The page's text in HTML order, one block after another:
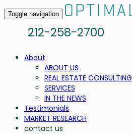
Toggle navigation
212-258-2700
About
ABOUT US
REAL ESTATE CONSULTING
SERVICES
IN THE NEWS
Testimonials
MARKET RESEARCH
contact us